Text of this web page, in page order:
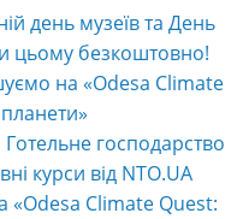
день музеїв та День
цьому безкоштовно!
на «Odesa Climate
господарство
курси від NTO.UA
Climate Quest: